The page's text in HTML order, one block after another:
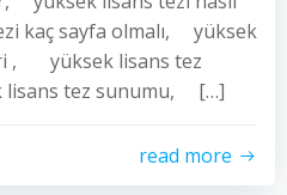
kaç sayfa olmalı, yüksek
, yüksek lisans tez
lisans tez sunumu, […]
read more